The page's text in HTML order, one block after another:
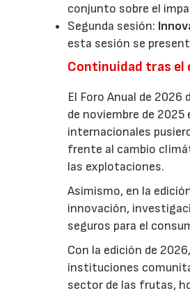
conjunto sobre el
Segunda sesión:
esta sesión se
Continuidad tras el
El Foro Anual de
de noviembre de
internacionales
frente al cambio
las explotaciones.
Asimismo, en la
innovación,
seguros para el
Con la edición de
instituciones
sector de las frutas,